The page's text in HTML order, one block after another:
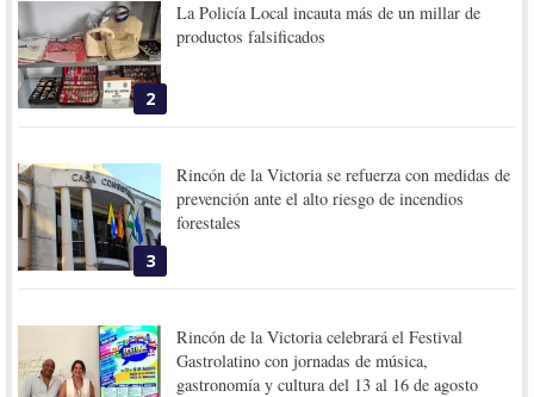
2
La Policía Local incauta más de un millar de
productos falsificados
3
Rincón de la Victoria se refuerza con medidas de
prevención ante el alto riesgo de incendios
forestales
Rincón de la Victoria celebrará el Festival
Gastrolatino con jornadas de música,
gastronomía y cultura del 13 al 16 de agosto